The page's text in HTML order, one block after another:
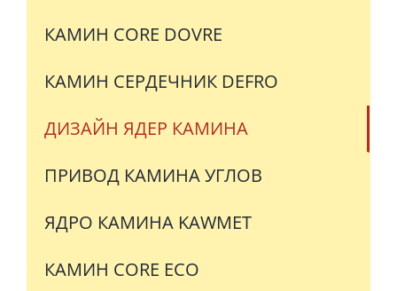
КАМИН CORE DOVRE
КАМИН СЕРДЕЧНИК DEFRO
ДИЗАЙН ЯДЕР КАМИНА
ПРИВОД КАМИНА УГЛОВ
ЯДРО КАМИНА KAWMET
КАМИН CORE ECO